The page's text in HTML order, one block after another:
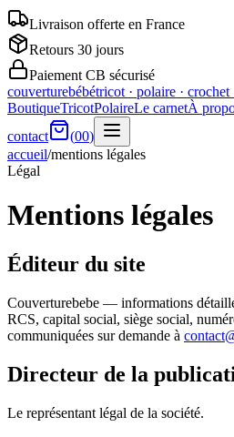
Livraison offerte en France
Retours 30 jours
Paiement CB sécurisé
couverturebébétricot · polaire · crochet
BoutiqueTricotPolaireLe carnetÀ
contact
(00)
accueil/mentions légales
Légal
Mentions légales
Éditeur du site
Couverturebebe — informations
RCS, capital social, siège social,
communiquées sur demande à
Directeur de la
Le représentant légal de la société.